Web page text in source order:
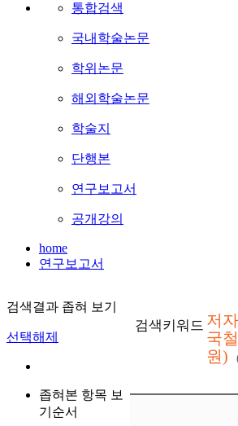
통합검색
국내학술논문
학위논문
해외학술논문
학술지
단행본
연구보고서
공개강의
home
연구보고서
검색결과 좁혀 보기
선택해제
좁혀본 항목 보
기순서
검색키워드 저
국
원)